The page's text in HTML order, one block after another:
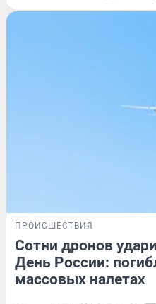
ПРОИСШЕСТВИЯ
Сотни дронов
День России:
массовых налетах